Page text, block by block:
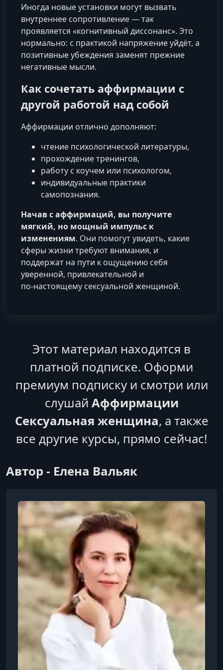
Иногда новые установки могут вызвать
внутреннее сопротивление — так
проявляется «когнитивный диссонанс». Это
нормально: с практикой напряжение уйдёт, а
позитивные убеждения заменят прежние
негативные мысли.
Как сочетать аффирмации с
другой работой над собой
Аффирмации отлично дополняют:
чтение психологической литературы,
прохождение тренингов,
работу с коучем или психологом,
индивидуальные практики
самопознания.
Начав с аффирмаций, вы получите
мягкий, но мощный импульс к
изменениям. Они помогут увидеть, какие
сферы жизни требуют внимания, и
поддержат на пути к ощущению себя
уверенной, привлекательной и
по‑настоящему сексуальной женщиной.
Этот материал находится в
платной подписке. Оформи
премиум подписку и смотри или
слушай Аффирмации
Сексуальная женщина, а также
все другие курсы, прямо сейчас!
Автор - Елена Вальяк